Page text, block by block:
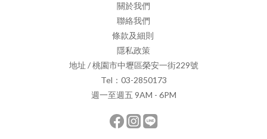
關於我們
聯絡我們
條款及細則
隱私政策
地址 / 桃園市中壢區榮安一街229號
Tel：03-2850173
週一至週五 9AM - 6PM